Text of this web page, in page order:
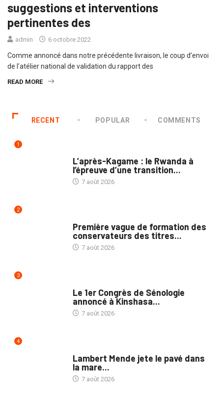
suggestions et interventions
pertinentes des
admin 6 octobre 2022
Comme annoncé dans notre précédente livraison, le coup d’envoi
de l’atélier national de validation du rapport des
READ MORE
RECENT POPULAR COMMENTS
1
L’après-Kagame : le Rwanda à
l’épreuve d’une transition...
7 août 2026
2
Première vague de formation des
conservateurs des titres...
7 août 2026
3
Le 1er Congrès de Sénologie
annoncé à Kinshasa...
7 août 2026
4
Lambert Mende jete le pavé dans
la mare...
7 août 2026